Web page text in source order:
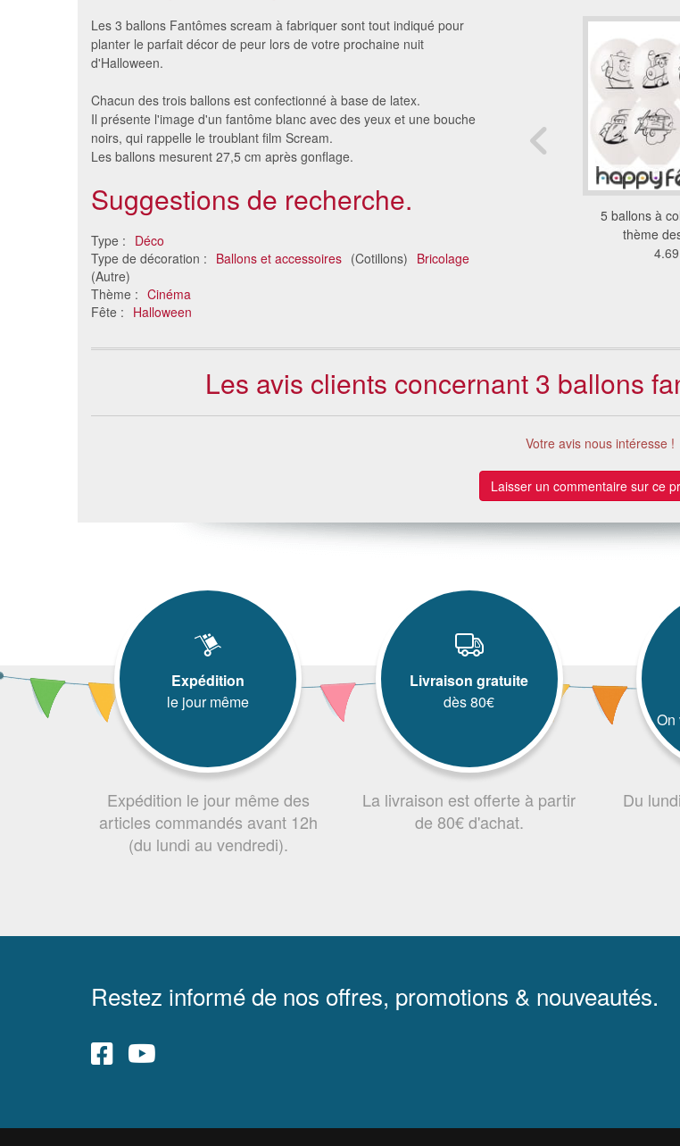
Les 3 ballons Fantômes scream à fabriquer sont tout indiqué pour
planter le parfait décor de peur lors de votre prochaine nuit
d'Halloween.
Chacun des trois ballons est confectionné à base de latex.
Il présente l'image d'un fantôme blanc avec des yeux et une bouche
noirs, qui rappelle le troublant film Scream.
Les ballons mesurent 27,5 cm après gonflage.
Suggestions de recherche.
Type : Déco
Type de décoration : Ballons et accessoires (Cotillons) Bricolage
(Autre)
Thème : Cinéma
Fête : Halloween
5 ballons à colorier Minnie
5.22 €
5 ballons à colorier Mickey
5.22 €
5 ballons à
thème
Les avis clients concernant 3 ballons
Votre avis nous intéresse !
Laisser un commentaire sur ce
Expédition
le jour même
Expédition le jour même des
articles commandés avant 12h
(du lundi au vendredi).
Livraison gratuite
dès 80€
La livraison est offerte à partir
de 80€ d'achat.
On
Du
Restez informé de nos offres, promotions & nouveautés.